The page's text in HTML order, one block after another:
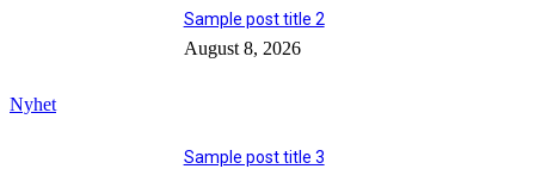
Nyhet
Sample post title 2
August 8, 2026
Sample post title 3